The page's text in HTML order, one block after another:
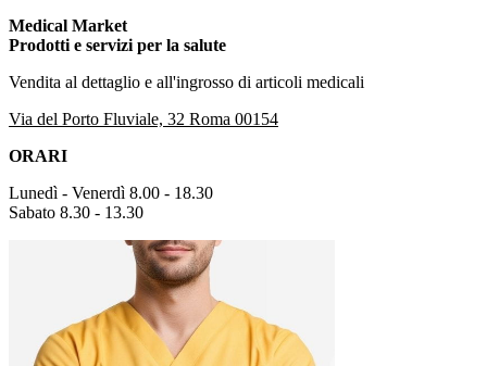
Medical Market
Prodotti e servizi per la salute
Vendita al dettaglio e all'ingrosso di articoli medicali
Via del Porto Fluviale, 32 Roma 00154
ORARI
Lunedì - Venerdì 8.00 - 18.30
Sabato 8.30 - 13.30